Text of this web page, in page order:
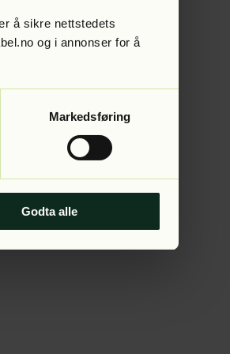
å sikre nettstedets
og i annonser for å
Markedsføring
Godta alle